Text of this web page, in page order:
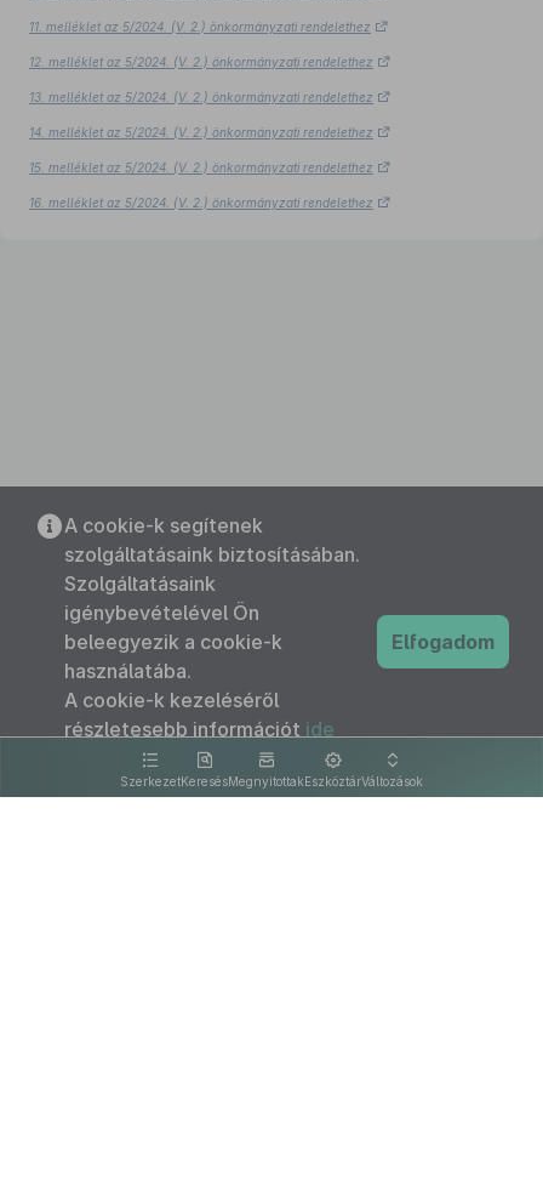
11. melléklet az 5/2024. (V. 2.) önkormányzati rendelethez
12. melléklet az 5/2024. (V. 2.) önkormányzati rendelethez
13. melléklet az 5/2024. (V. 2.) önkormányzati rendelethez
14. melléklet az 5/2024. (V. 2.) önkormányzati rendelethez
15. melléklet az 5/2024. (V. 2.) önkormányzati rendelethez
16. melléklet az 5/2024. (V. 2.) önkormányzati rendelethez
SzerkezetKeresésMegnyitottakEszköztárVáltozások
A cookie-k segítenek
szolgáltatásaink biztosításában.
Szolgáltatásaink
igénybevételével Ön
beleegyezik a cookie-k
használatába.
A cookie-k kezeléséről
részletesebb információt ide
kattintva olvashat.
Elfogadom